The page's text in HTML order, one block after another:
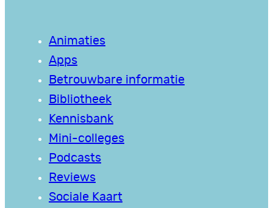
Animaties
Apps
Betrouwbare informatie
Bibliotheek
Kennisbank
Mini-colleges
Podcasts
Reviews
Sociale Kaart